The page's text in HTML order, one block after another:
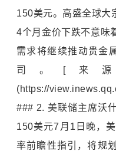
150美元。高盛全球大
4个月金价下跌不意味
需求将继续推动贵金
司。[来
(https://
### 2. 美联储主席沃
150美元7月1日晚，
率前瞻性指引，将规